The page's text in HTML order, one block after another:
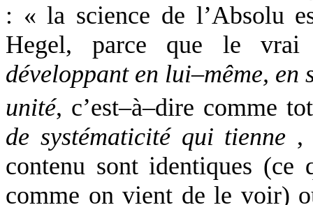
: « la science de l’Absolu
Hegel, parce que le vrai
développant en lui–même, en
unité, c’est–à–dire comme
de systématicité qui tienne ,
contenu sont identiques
comme on vient de le voir)